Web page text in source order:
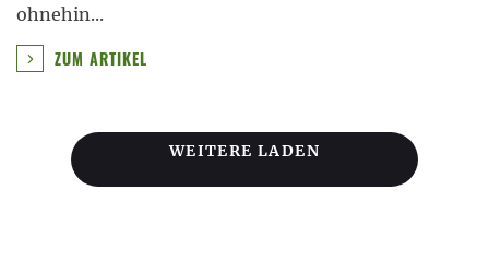
ohnehin...
ZUM ARTIKEL
WEITERE LADEN